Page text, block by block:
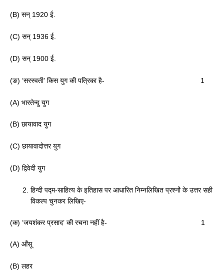
(B) सन् 1920 ई.
(C) सन् 1936 ई.
(D) सन् 1900 ई.
(ङ) ‘सरस्वती’ किस युग की पत्रिका है- 1
(A) भारतेन्दु युग
(B) छायावाद युग
(C) छायावादोत्तर युग
(D) द्विवेदी युग
हिन्दी पद्म-साहित्य के इतिहास पर आधारित निम्नलिखित प्रश्नों के उत्तर सही
विकल्प चुनकर लिखिए-
(क) ‘जयशंकर प्रसाद’ की रचना नहीं है- 1
(A) आँसू
(B) लहर